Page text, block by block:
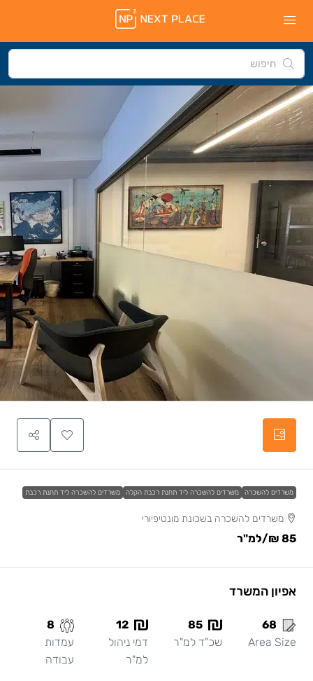
משרדים להשכרה משרדים להשכרה ליד תחנת רכבת הקלה משרדים להשכרה ליד תחנת רכבת
משרדים להשכרה בשכונת מונטיפיורי
85 ₪ /למ"ר
אפיון המשרד
68
Area Size
85
שכ"ד למ"ר
12
דמי ניהול
למ"ר
8
עמדות
עבודה